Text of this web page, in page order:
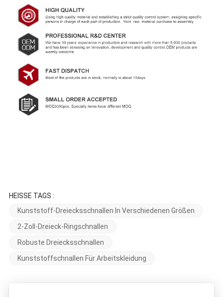
HEISSE TAGS :
Kunststoff-Dreiecksschnallen In Verschiedenen Größen
2-Zoll-Dreieck-Ringschnallen
Robuste Dreiecksschnallen
Kunststoffschnallen Für Arbeitskleidung